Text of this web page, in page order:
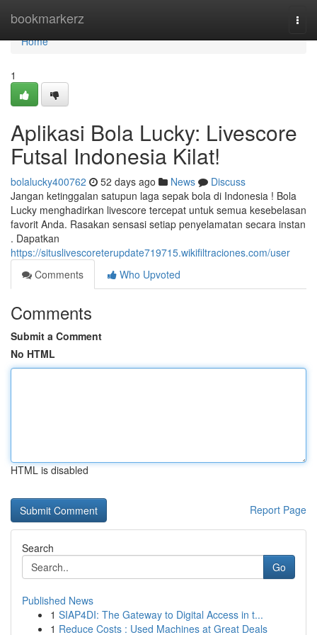
bookmarkerz
Home
Home
1
Aplikasi Bola Lucky: Livescore
Futsal Indonesia Kilat!
bolalucky400762 52 days ago News
Discuss
Jangan ketinggalan satupun laga sepak bola di Indonesia ! Bola
Lucky menghadirkan livescore tercepat untuk semua kesebelasan
favorit Anda. Rasakan sensasi setiap penyelamatan secara instan
. Dapatkan
https://situslivescoreterupdate719715.wikifiltraciones.com/user
Comments
Who Upvoted
Comments
Submit a Comment
No HTML
HTML is disabled
Report Page
Search
Go
Published News
1 SIAP4DI: The Gateway to Digital Access in t...
1 Reduce Costs : Used Machines at Great Deals